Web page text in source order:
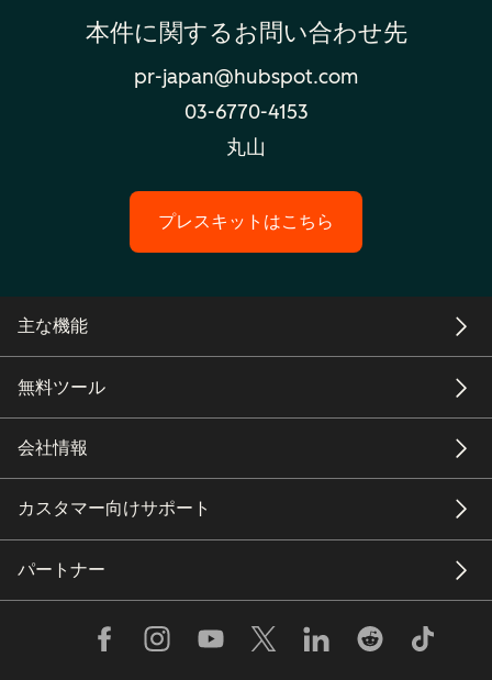
本件に関するお問い合わせ先
pr-japan@hubspot.com
03-6770-4153
丸山
プレスキットはこちら
主な機能
無料ツール
会社情報
カスタマー向けサポート
パートナー